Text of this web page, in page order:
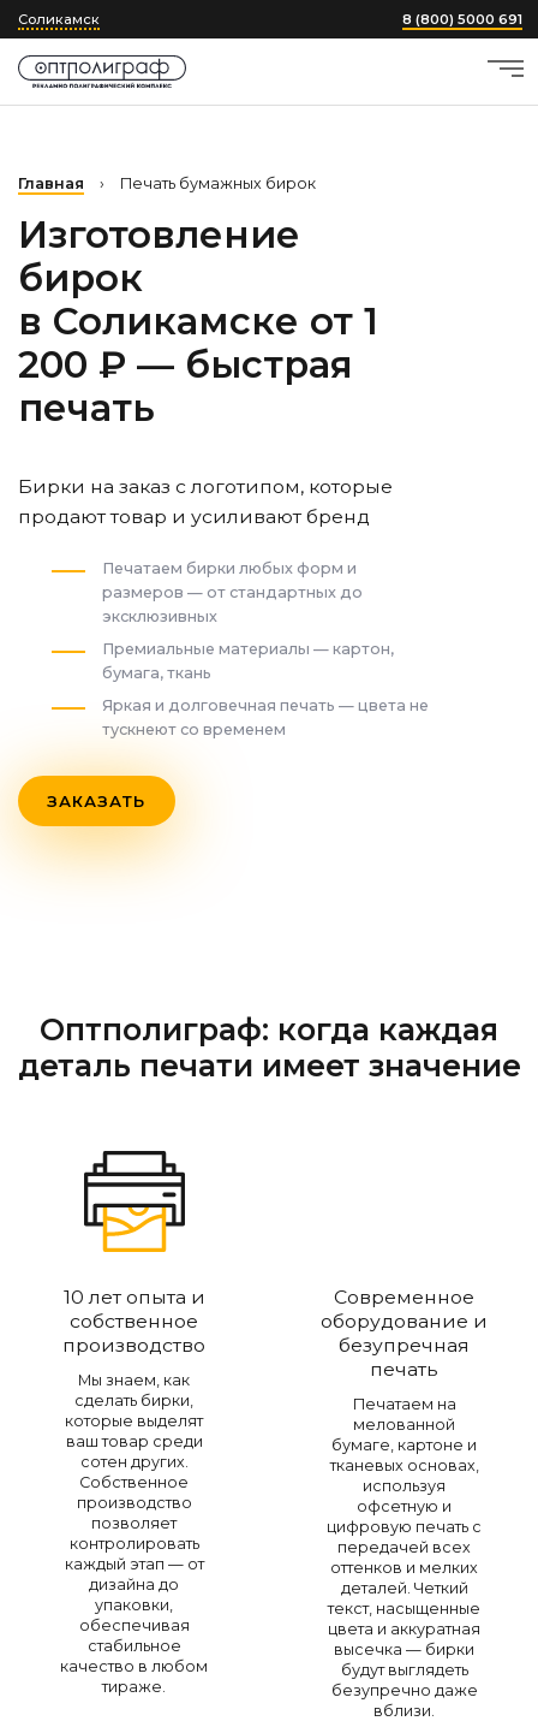
Соликамск 8 (800) 5000 691
Главная › Печать бумажных бирок
Изготовление
бирок
в Соликамске от 1
200 ₽ — быстрая
печать
Бирки на заказ с логотипом, которые
продают товар и усиливают бренд
Печатаем бирки любых форм и
размеров — от стандартных до
эксклюзивных
Премиальные материалы — картон,
бумага, ткань
Яркая и долговечная печать — цвета не
тускнеют со временем
ЗАКАЗАТЬ
Оптполиграф: когда каждая
деталь печати имеет значение
10 лет опыта и
собственное
производство
Мы знаем, как
сделать бирки,
которые выделят
ваш товар среди
сотен других.
Собственное
производство
позволяет
контролировать
каждый этап — от
дизайна до
упаковки,
обеспечивая
стабильное
качество в любом
тираже.
Современное
оборудование и
безупречная
печать
Печатаем на
мелованной
бумаге, картоне и
тканевых основах,
используя
офсетную и
цифровую печать с
передачей всех
оттенков и мелких
деталей. Четкий
текст, насыщенные
цвета и аккуратная
высечка — бирки
будут выглядеть
безупречно даже
вблизи.